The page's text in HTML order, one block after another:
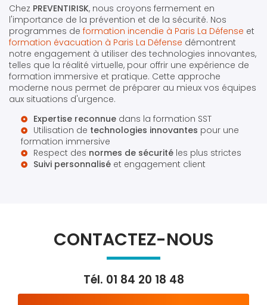
Chez PREVENTIRISK, nous croyons fermement en
l'importance de la prévention et de la sécurité. Nos
programmes de formation incendie à Paris La Défense et
formation évacuation à Paris La Défense démontrent
notre engagement à utiliser des technologies innovantes,
telles que la réalité virtuelle, pour offrir une expérience de
formation immersive et pratique. Cette approche
moderne nous permet de préparer au mieux vos équipes
aux situations d'urgence.
Expertise reconnue dans la formation SST
Utilisation de technologies innovantes pour une
formation immersive
Respect des normes de sécurité les plus strictes
Suivi personnalisé et engagement client
CONTACTEZ-NOUS
Tél. 01 84 20 18 48